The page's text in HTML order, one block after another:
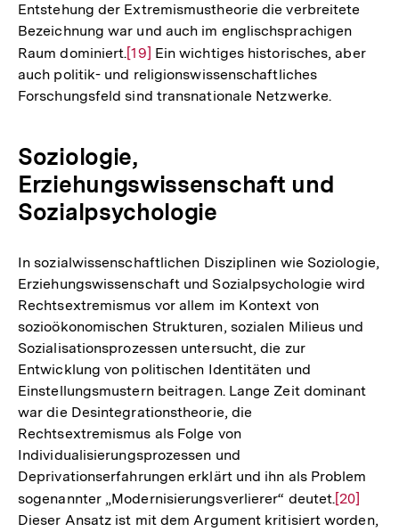
Fußnote
Entstehung der Extremismustheorie die verbreitete
Bezeichnung war und auch im englischsprachigen
Raum dominiert.Zur
Auflösung
der
[19] Ein wichtiges historisches, aber
auch politik- und religionswissenschaftliches
Forschungsfeld sind transnationale Netzwerke.
Soziologie,
Erziehungswissenschaft und
Sozialpsychologie
In sozialwissenschaftlichen Disziplinen wie Soziologie,
Erziehungswissenschaft und Sozialpsychologie wird
Rechtsextremismus vor allem im Kontext von
sozioökonomischen Strukturen, sozialen Milieus und
Sozialisationsprozessen untersucht, die zur
Entwicklung von politischen Identitäten und
Einstellungsmustern beitragen. Lange Zeit dominant
war die Desintegrationstheorie, die
Rechtsextremismus als Folge von
Individualisierungsprozessen und
Deprivationserfahrungen erklärt und ihn als Problem
sogenannter „Modernisierungsverlierer“ deutet.Zur
[20]
Dieser Ansatz ist mit dem Argument kritisiert worden,